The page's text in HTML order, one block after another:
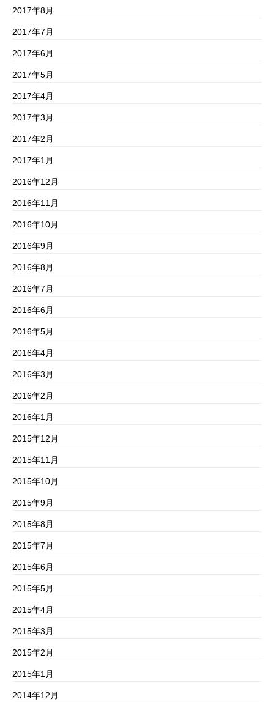
2017年8月
2017年7月
2017年6月
2017年5月
2017年4月
2017年3月
2017年2月
2017年1月
2016年12月
2016年11月
2016年10月
2016年9月
2016年8月
2016年7月
2016年6月
2016年5月
2016年4月
2016年3月
2016年2月
2016年1月
2015年12月
2015年11月
2015年10月
2015年9月
2015年8月
2015年7月
2015年6月
2015年5月
2015年4月
2015年3月
2015年2月
2015年1月
2014年12月